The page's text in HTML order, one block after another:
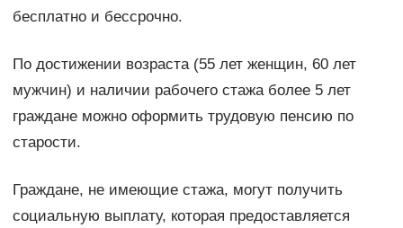
бесплатно и бессрочно.
По достижении возраста (55 лет женщин, 60 лет
мужчин) и наличии рабочего стажа более 5 лет
граждане можно оформить трудовую пенсию по
старости.
Граждане, не имеющие стажа, могут получить
социальную выплату, которая предоставляется